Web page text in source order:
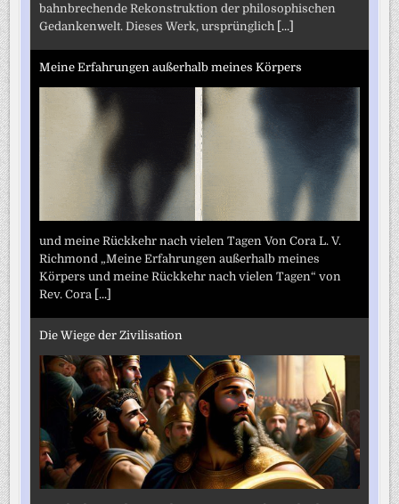
bahnbrechende Rekonstruktion der philosophischen
Gedankenwelt. Dieses Werk, ursprünglich [...]
Meine Erfahrungen außerhalb meines Körpers
und meine Rückkehr nach vielen Tagen Von Cora L. V.
Richmond „Meine Erfahrungen außerhalb meines
Körpers und meine Rückkehr nach vielen Tagen“ von
Rev. Cora [...]
Die Wiege der Zivilisation